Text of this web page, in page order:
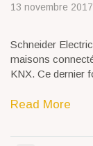
13 novembre 2017
Schneider
maisons
KNX. Ce dernier
Read More